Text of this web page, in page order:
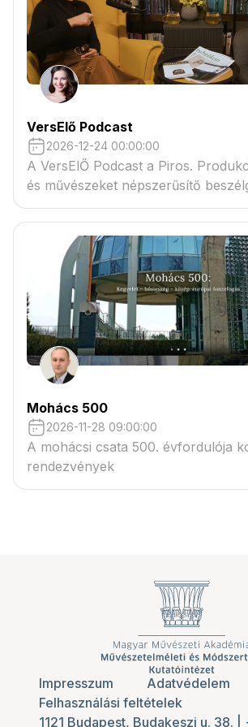
VersElő Podcast
2026-12-24 00:00:00
A VersElŐ Podcast a Piros.
és művészeket népszerűsítő
Mohács 500
2026-11-28 09:00:00
A mohácsi csata 500. évfordulója
rendezvények
Impresszum Adatvédelem
Felhasználási feltételek
1121 Budapest, Budakeszi u. 38.